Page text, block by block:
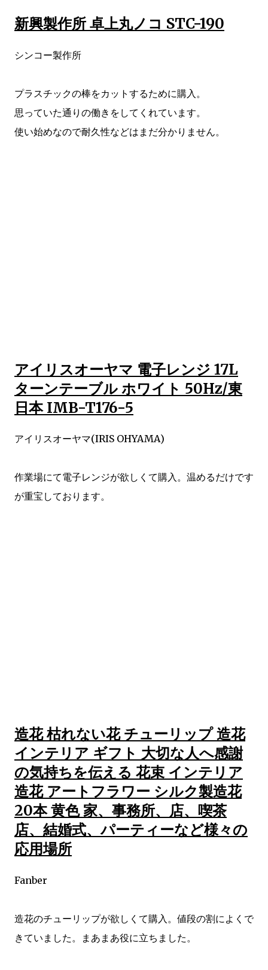
新興製作所 卓上丸ノコ STC-190
シンコー製作所
プラスチックの棒をカットするために購入。
思っていた通りの働きをしてくれています。
使い始めなので耐久性などはまだ分かりません。
アイリスオーヤマ 電子レンジ 17L
ターンテーブル ホワイト 50Hz/東
日本 IMB-T176-5
アイリスオーヤマ(IRIS OHYAMA)
作業場にて電子レンジが欲しくて購入。温めるだけです
が重宝しております。
造花 枯れない花 チューリップ 造花
インテリア ギフト 大切な人へ感謝
の気持ちを伝える 花束 インテリア
造花 アートフラワー シルク製造花
20本 黄色 家、事務所、店、喫茶
店、結婚式、パーティーなど様々の
応用場所
Fanber
造花のチューリップが欲しくて購入。値段の割によくで
きていました。まあまあ役に立ちました。